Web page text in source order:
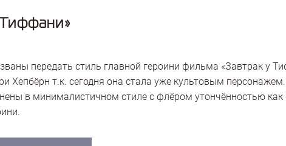
передать стиль главной героини фильма «Завтрак у
Хепбёрн т.к. сегодня она стала уже культовым
в минималистичном стиле с флёром утончённостью как